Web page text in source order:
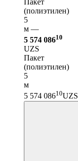
(полиэтилен)
5
м —
5 574 08610
UZS
Пакет
(полиэтилен)
5
м
5 574 08610UZS